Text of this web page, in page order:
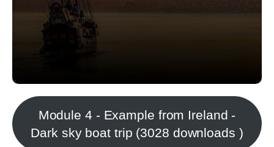
Module 4 - Example from Ireland -
Dark sky boat trip (3028 downloads )